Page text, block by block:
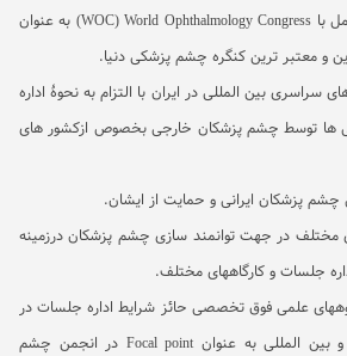
با World Ophthalmology Congress
(WOC) به عنوان
و معتبر ترین کنگره چشم پزشکی دنیا.
سراسری بین المللی در ایران با التزام به نحوۀ اداره
ها توسط چشم پزشکان خارجی بخصوص ازکشور های
پزشکان ایرانی و حمایت از ایشان.
مختلف در جهت توانمند سازی چشم پزشکان درزمینه
جلسات و کارگاههای مختلف.
علمی فوق تخصصی حائز شرایط اداره جلسات در
المللی به عنوان Focal point در انجمن چشم